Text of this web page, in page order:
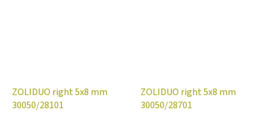
ZOLIDUO right 5x8 mm
30050/28101
ZOLIDUO right 5x8 mm
30050/28701